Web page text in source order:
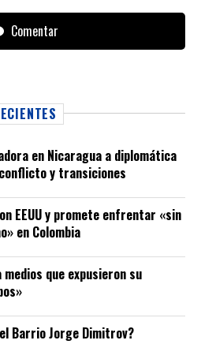
Comentar
en Nicaragua a diplomática
y transiciones
EEUU y promete enfrentar «sin
en Colombia
que expusieron su
Barrio Jorge Dimitrov?